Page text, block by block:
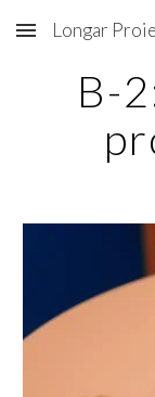
Skip to main
Longar
B-